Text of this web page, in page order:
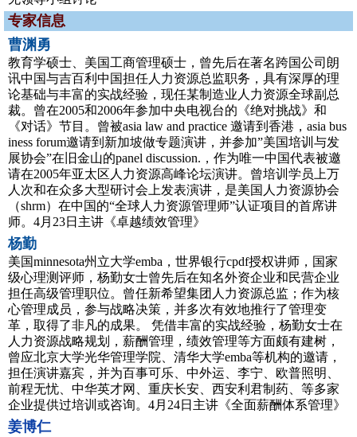
专家信息
曹渊勇
教育学硕士、美国工商管理硕士，曾先后在著名跨国公司朗
讯中国与吉百利中国担任人力资源总监职务，具有深厚的理
论基础与丰富的实战经验，现任某制造业人力资源全球副总
裁。曾在2005和2006年参加中央电视台的《绝对挑战》和
《对话》节目。曾被asia law and practice 邀请到香港，asia bus
iness forum邀请到新加坡做专题演讲，并参加”美国培训与发
展协会”在旧金山的panel discussion.，作为唯一中国代表被邀
请在2005年亚太区人力资源高峰论坛演讲。曾培训学员上万
人次和在众多大型研讨会上发表演讲，是美国人力资源协会
（shrm）在中国的“全球人力资源管理师”认证项目的首席讲
师。4月23日主讲《卓越绩效管理》
杨勤
美国minnesota州立大学emba，世界银行cpdf授权讲师，国家
级心理测评师，杨勤女士曾先后在知名外资企业和民营企业
担任高级管理职位。曾任新希望集团人力资源总监；作为核
心管理成员，参与战略决策，并多次有效地推行了管理变
革，取得了非凡的成果。 凭借丰富的实战经验，杨勤女士在
人力资源战略规划，薪酬管理，绩效管理等方面颇有建树，
曾应北京大学光华管理学院、清华大学emba等机构的邀请，
担任演讲嘉宾，并为百事可乐、中外运、李宁、欧普照明、
前程无忧、中华英才网、重庆长安、西安利君制药、等多家
企业提供过培训或咨询。4月24日主讲《全面薪酬体系管理》
姜博仁